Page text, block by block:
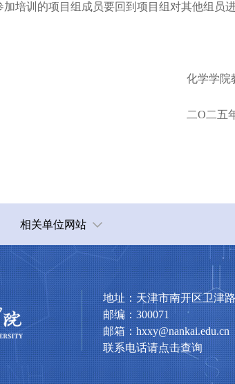
培训的项目组成员要回到项目组对其他组员
学学院教学
O二五
相关单位网站
地址：天津市南开区卫津
邮编：300071
邮箱：hxxy@nankai.edu.cn
联系电话请点击查询